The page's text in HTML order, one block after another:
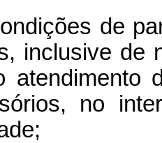
de
inclusive de
atendimento
no